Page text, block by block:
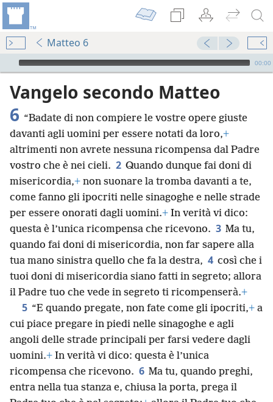
Matteo 6
Audio Player
00:00
Vangelo secondo Matteo
6 “Badate di non compiere le vostre opere giuste
davanti agli uomini per essere notati da loro,+
altrimenti non avrete nessuna ricompensa dal Padre
vostro che è nei cieli. 2 Quando dunque fai doni di
misericordia,+ non suonare la tromba davanti a te,
come fanno gli ipocriti nelle sinagoghe e nelle strade
per essere onorati dagli uomini.+ In verità vi dico:
questa è l’unica ricompensa che ricevono. 3 Ma tu,
quando fai doni di misericordia, non far sapere alla
tua mano sinistra quello che fa la destra, 4 così che i
tuoi doni di misericordia siano fatti in segreto; allora
il Padre tuo che vede in segreto ti ricompenserà.+
5 “E quando pregate, non fate come gli ipocriti,+ a
cui piace pregare in piedi nelle sinagoghe e agli
angoli delle strade principali per farsi vedere dagli
uomini.+ In verità vi dico: questa è l’unica
ricompensa che ricevono. 6 Ma tu, quando preghi,
entra nella tua stanza e, chiusa la porta, prega il